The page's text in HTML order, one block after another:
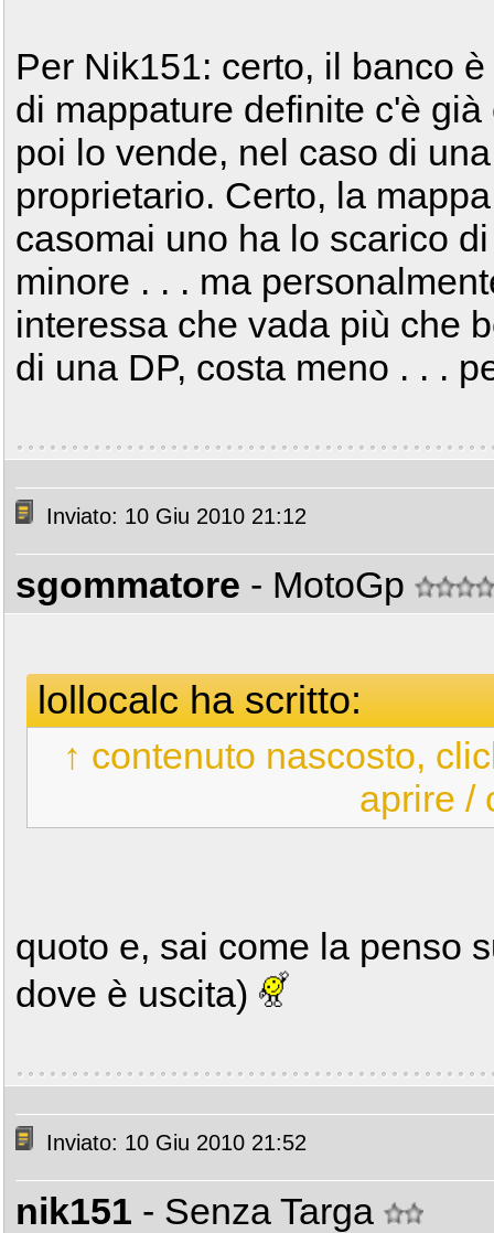
Per Nik151: certo, il banco
di mappature definite c'è
poi lo vende, nel caso di
proprietario. Certo, la
casomai uno ha lo scarico
minore . . . ma
interessa che vada più che
di una DP, costa meno . . .
Inviato: 10 Giu 2010 21:12
sgommatore - MotoGp
lollocalc ha scritto:
↑ contenuto nascosto,
aprire /
quoto e, sai come la penso
dove è uscita)
Inviato: 10 Giu 2010 21:52
nik151 - Senza Targa